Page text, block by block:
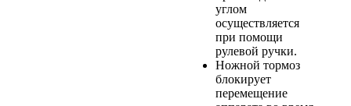
углом
осуществляется
при помощи
рулевой ручки.
Ножной тормоз
блокирует
перемещение